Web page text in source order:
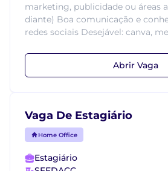
marketing, publicidade ou áreas
diante) Boa comunicação e
redes sociais Desejável: canva,
Abrir Vaga
Vaga De Estagiário
Home Office
Estagiário